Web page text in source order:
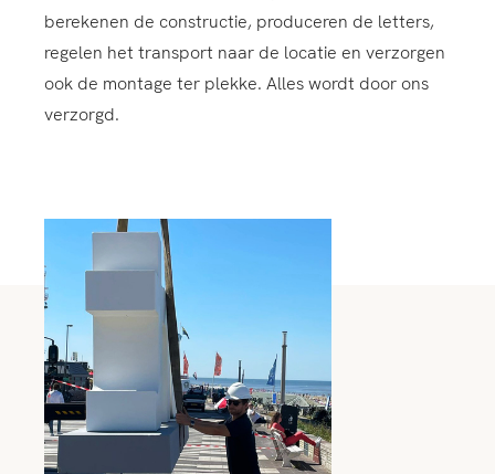
berekenen de constructie, produceren de letters,
regelen het transport naar de locatie en verzorgen
ook de montage ter plekke. Alles wordt door ons
verzorgd.